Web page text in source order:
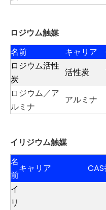
ロジウム触媒
名前
キャリア
ロジウム活性
炭
活性炭
ロジウム／ア
ルミナ
アルミナ
イリジウム触媒
名
前
キャリア
イ
リ